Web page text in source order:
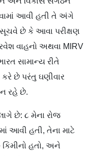
આવી હતી તે અંગે
સૂચવે છે કે આવા પરીક્ષણ
વાહનો અથવા MIRV
સામાન્ય રીતે
કરે છે પરંતુ ઘણીવાર
રહે છે.
છે: ૮ મેના રોજ
આવી હતી, તેના માટે
કિમીનો હતો, અને